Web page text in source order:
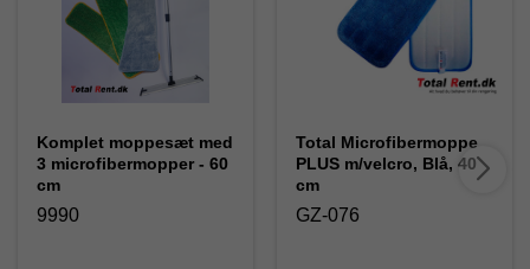
Komplet moppesæt med
3 microfibermopper - 60
cm
9990
Total Microfibermoppe
PLUS m/velcro, Blå, 40
cm
GZ-076